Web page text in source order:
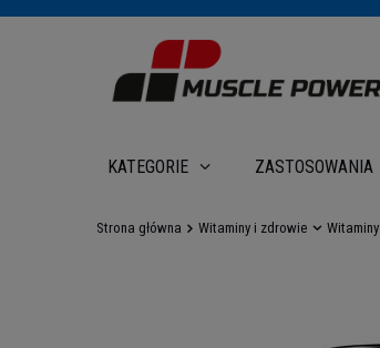
KATEGORIE ZASTOSOWANIA
Strona główna Witaminy i zdrowie Witaminy